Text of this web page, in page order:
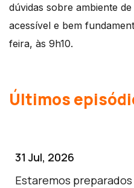
dúvidas sobre ambiente
acessível e bem
feira, às 9h10.
Últimos
31 Jul, 2026
Estaremos